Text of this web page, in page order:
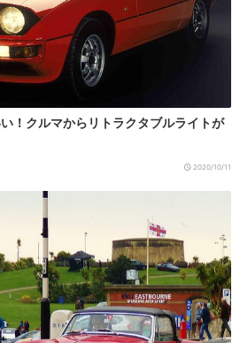
！クルマからリトラクタブルライトが
2020/10/11